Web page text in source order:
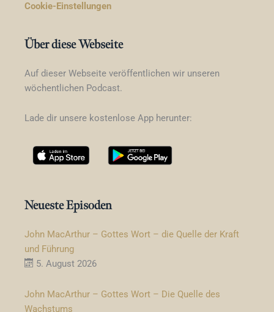
Cookie-Einstellungen
Über diese Webseite
Auf dieser Webseite veröffentlichen wir unseren
wöchentlichen Podcast.
Lade dir unsere kostenlose App herunter:
Neueste Episoden
John MacArthur – Gottes Wort – die Quelle der Kraft
und Führung
5. August 2026
John MacArthur – Gottes Wort – Die Quelle des
Wachstums